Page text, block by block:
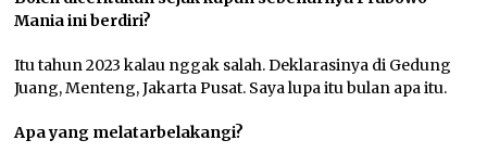
Mania ini berdiri?
Itu tahun 2023 kalau nggak salah. Deklarasinya di Gedung
Juang, Menteng, Jakarta Pusat. Saya lupa itu bulan apa itu.
Apa yang melatarbelakangi?